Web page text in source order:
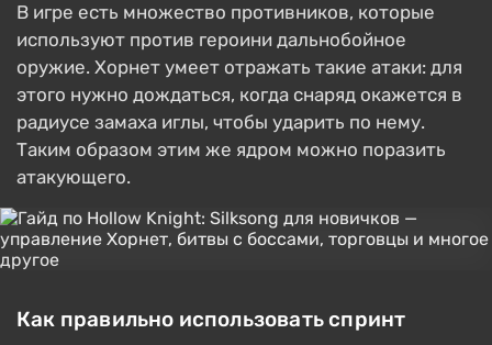
В игре есть множество противников, которые
используют против героини дальнобойное
оружие. Хорнет умеет отражать такие атаки: для
этого нужно дождаться, когда снаряд окажется в
радиусе замаха иглы, чтобы ударить по нему.
Таким образом этим же ядром можно поразить
атакующего.
Как правильно использовать спринт